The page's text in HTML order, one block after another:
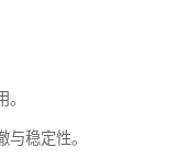
稳定性。